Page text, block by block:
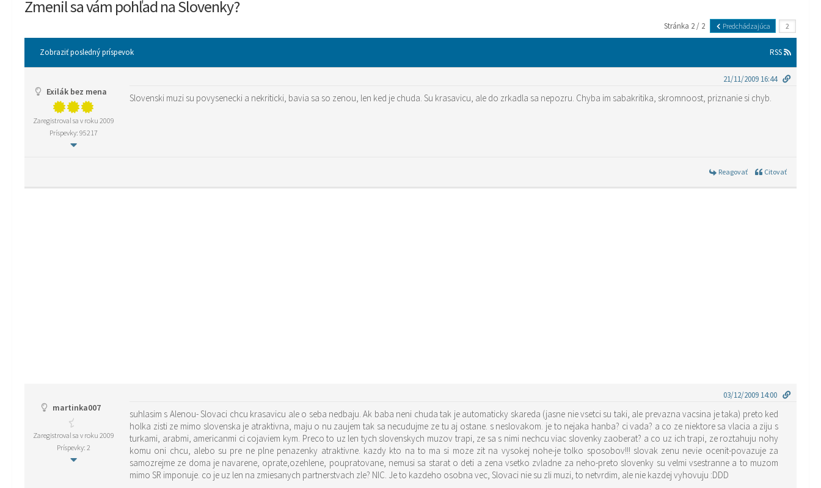
Zmenil sa vám pohľad na Slovenky?
Stránka 2 / 2 Predchádzajúca
Zobraziť posledný príspevok RSS
Exilák bez mena
Zaregistroval sa v roku 2009
Príspevky: 95217
21/11/2009 16:44
Slovenski muzi su povysenecki a nekriticki, bavia sa so zenou, len ked je chuda. Su krasavicu, ale do zrkadla sa nepozru. Chyba im sabakritika, skromnoost, priznanie si chyb.
Reagovať Citovať
martinka007
Zaregistroval sa v roku 2009
Príspevky: 2
03/12/2009 14:00
suhlasim s Alenou- Slovaci chcu krasavicu ale o seba nedbaju. Ak baba neni chuda tak je automaticky skareda (jasne nie vsetci su taki, ale prevazna vacsina je taka) preto ked
holka zisti ze mimo slovenska je atraktivna, maju o nu zaujem tak sa necudujme ze tu aj ostane. s neslovakom. je to nejaka hanba? ci vada? a co ze niektore sa vlacia a ziju s
turkami, arabmi, americanmi ci cojaviem kym. Preco to uz len tych slovenskych muzov trapi, ze sa s nimi nechcu viac slovenky zaoberat? a co uz ich trapi, ze roztahuju nohy
komu oni chcu, alebo su pre ne plne penazenky atraktivne. kazdy kto na to ma si moze zit na vysokej nohe-je tolko sposobov!!! slovak zenu nevie ocenit-povazuje za
samozrejme ze doma je navarene, oprate,ozehlene, poupratovane, nemusi sa starat o deti a zena vsetko zvladne za neho-preto slovenky su velmi vsestranne a to muzom
mimo SR imponuje. co je uz len na zmiesanych partnerstvach zle? NIC. Je to kazdeho osobna vec, Slovaci nie su zli muzi, to netvrdim, ale nie kazdej vyhovuju :DDD